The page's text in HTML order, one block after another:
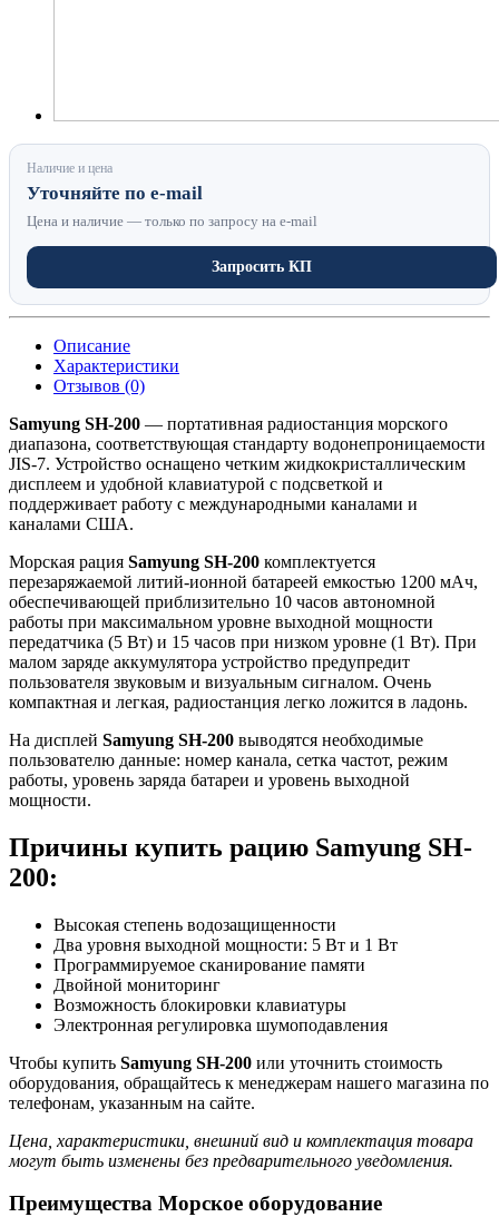
Наличие и цена
Уточняйте по e-mail
Цена и наличие — только по запросу на e-mail
Запросить КП
Описание
Характеристики
Отзывов (0)
Samyung SH-200 — портативная радиостанция морского
диапазона, соответствующая стандарту водонепроницаемости
JIS-7. Устройство оснащено четким жидкокристаллическим
дисплеем и удобной клавиатурой с подсветкой и
поддерживает работу с международными каналами и
каналами США.
Морская рация Samyung SH-200 комплектуется
перезаряжаемой литий-ионной батареей емкостью 1200 мАч,
обеспечивающей приблизительно 10 часов автономной
работы при максимальном уровне выходной мощности
передатчика (5 Вт) и 15 часов при низком уровне (1 Вт). При
малом заряде аккумулятора устройство предупредит
пользователя звуковым и визуальным сигналом. Очень
компактная и легкая, радиостанция легко ложится в ладонь.
На дисплей Samyung SH-200 выводятся необходимые
пользователю данные: номер канала, сетка частот, режим
работы, уровень заряда батареи и уровень выходной
мощности.
Причины купить рацию Samyung SH-
200:
Высокая степень водозащищенности
Два уровня выходной мощности: 5 Вт и 1 Вт
Программируемое сканирование памяти
Двойной мониторинг
Возможность блокировки клавиатуры
Электронная регулировка шумоподавления
Чтобы купить Samyung SH-200 или уточнить стоимость
оборудования, обращайтесь к менеджерам нашего магазина по
телефонам, указанным на сайте.
Цена, характеристики, внешний вид и комплектация товара
могут быть изменены без предварительного уведомления.
Преимущества Морское оборудование